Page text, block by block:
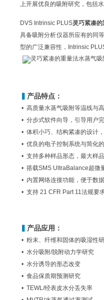
上开展优良的吸附研究，包括
DVS Intrinsic PLUS灵巧紧凑
具备吸附分析仪器所应有的同
型的广泛兼容性，Intrinsic
产品特点：
• 高质量水蒸气吸附等温线与
• 分步式软件向导，引导用户
• 体积小巧、结构紧凑的设计
• 优良的电子控制系统与简化的
• 支持多种样品形态，最大样品
• 搭载SMS UltraBalance超微
• 内置网络连接功能，便于数
• 支持 21 CFR Part 11法规要
产品应用：
• 粉末、纤维和固体的吸湿性
• 水分吸附/脱附动力学研究
• 水分诱导的形态改变
• 食品保质期预测研究
• TEWL/经表皮水分丢失率